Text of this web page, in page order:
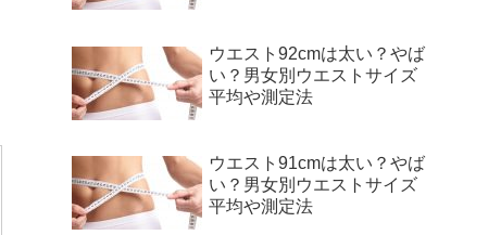
ウエスト92cmは太い？やば
い？男女別ウエストサイズ
平均や測定法
ウエスト91cmは太い？やば
い？男女別ウエストサイズ
平均や測定法